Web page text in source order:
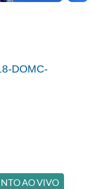
DOMC-
AO VIVO